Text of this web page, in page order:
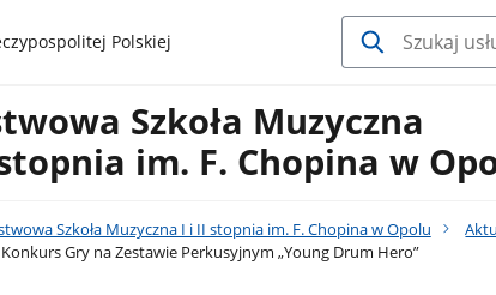
Polskiej
Szkoła Muzyczna
im. F. Chopina w
Szkoła Muzyczna I i II stopnia im. F. Chopina w Opolu
Gry na Zestawie Perkusyjnym „Young Drum Hero”